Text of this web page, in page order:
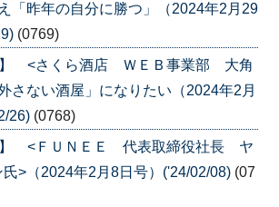
昨年の自分に勝つ」（2024年2月29
(0769)
”】 <さくら酒店 ＷＥＢ事業部 大角
さない酒屋」になりたい（2024年2月
26) (0768)
”】 <ＦＵＮＥＥ 代表取締役社長 ヤ
>（2024年2月8日号）('24/02/08) (07